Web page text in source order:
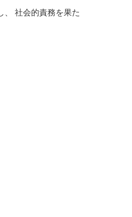
、 社会的責務を果た